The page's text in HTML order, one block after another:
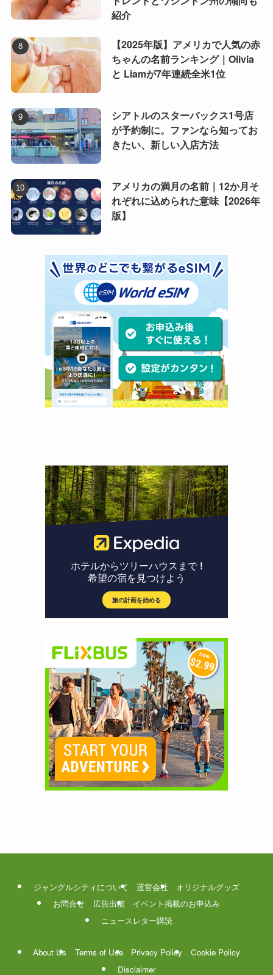
紹介
【2025年版】アメリカで人気の赤
ちゃんの名前ランキング｜Olivia
と Liamが7年連続全米1位
シアトルのスターバックス1号店
が予約制に。ファンなら知ってお
きたい、新しい入店方法
アメリカの満月の名前｜12か月そ
れぞれに込められた意味【2026年
版】
ジャングルシティについて 運営会社
オリジナルグッズ
お問合せ
広告出稿
イベント掲載のお申込み
ニュースレター購読
About Us Terms of Use Privacy Policy
Cookie Policy
Disclaimer